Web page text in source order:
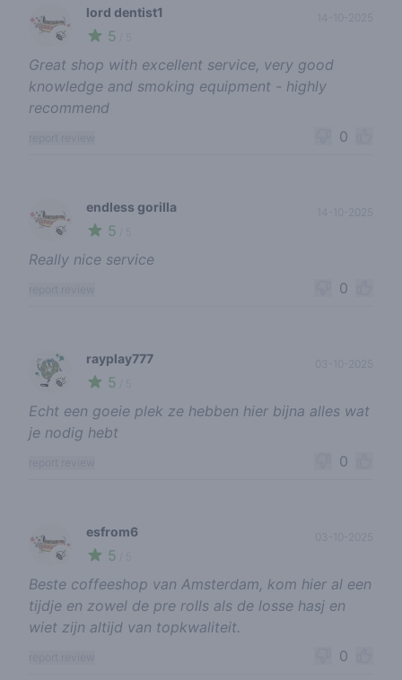
🍃
lord dentist1
5
Great shop with excellent service, very good
knowledge and smoking equipment - highly
recommend
0
🍃
endless gorilla
5
Really nice service
0
🍃
rayplay777
5
03-10-2025
Echt een goeie plek ze hebben hier bijna alles wat
je nodig hebt
0
🍃
esfrom6
5
03-10-2025
Beste coffeeshop van Amsterdam, kom hier al een
tijdje en zowel de pre rolls als de losse hasj en
wiet zijn altijd van topkwaliteit.
0